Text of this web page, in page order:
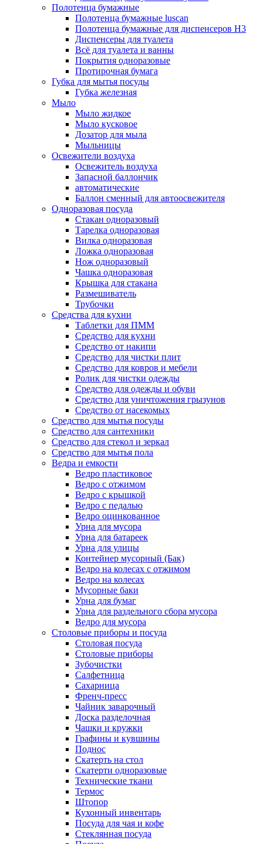
Полотенца бумажные
Полотенца бумажные luscan
Полотенца бумажные для диспенсеров H3
Диспенсеры для туалета
Всё для туалета и ванны
Покрытия одноразовые
Протирочная бумага
Губка для мытья посуды
Губка железная
Мыло
Мыло жидкое
Мыло кусковое
Дозатор для мыла
Мыльницы
Освежители воздуха
Освежитель воздуха
Запасной баллончик
автоматические
Баллон сменный для автоосвежителя
Одноразовая посуда
Стакан одноразовый
Тарелка одноразовая
Вилка одноразовая
Ложка одноразовая
Нож одноразовый
Чашка одноразовая
Крышка для стакана
Размешиватель
Трубочки
Средства для кухни
Таблетки для ПММ
Средство для кухни
Средство от накипи
Средство для чистки плит
Средство для ковров и мебели
Ролик для чистки одежды
Средство для одежды и обуви
Средство для уничтожения грызунов
Средство от насекомых
Средство для мытья посуды
Средство для сантехники
Средство для стекол и зеркал
Средство для мытья пола
Ведра и емкости
Ведро пластиковое
Ведро с отжимом
Ведро с крышкой
Ведро с педалью
Ведро оцинкованное
Урна для мусора
Урна для батареек
Урна для улицы
Контейнер мусорный (Бак)
Ведро на колесах с отжимом
Ведро на колесах
Мусорные баки
Урна для бумаг
Урна для раздельного сбора мусора
Ведро для мусора
Столовые приборы и посуда
Столовая посуда
Столовые приборы
Зубочистки
Салфетница
Сахарница
Френч-пресс
Чайник заварочный
Доска разделочная
Чашки и кружки
Графины и кувшины
Поднос
Скатерть на стол
Скатерти одноразовые
Технические ткани
Термос
Штопор
Кухонный инвентарь
Посуда для чая и кофе
Стеклянная посуда